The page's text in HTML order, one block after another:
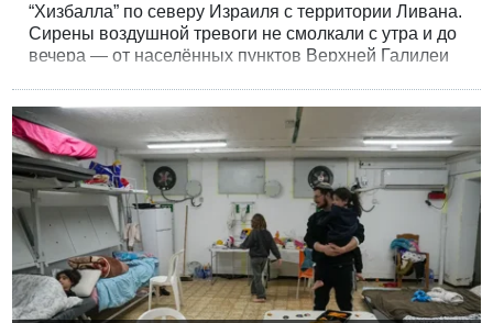
“Хизбалла” по северу Израиля с территории Ливана.
Сирены воздушной тревоги не смолкали с утра и до
вечера — от населённых пунктов Верхней Галилеи